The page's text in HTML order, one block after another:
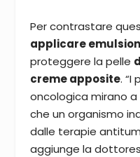
Per contrastare
applicare
proteggere la pelle
creme apposite. “I
oncologica mirano
che un organismo
dalle terapie
aggiunge la